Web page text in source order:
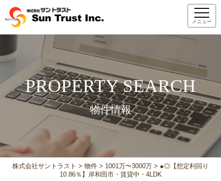
メニュー
PROPERTY SEARCH
物件情報
株式会社サントラスト > 物件 > 1001万〜3000万 > ●◎【想定利回り
10.86％】岸和田市・賃貸中・4LDK